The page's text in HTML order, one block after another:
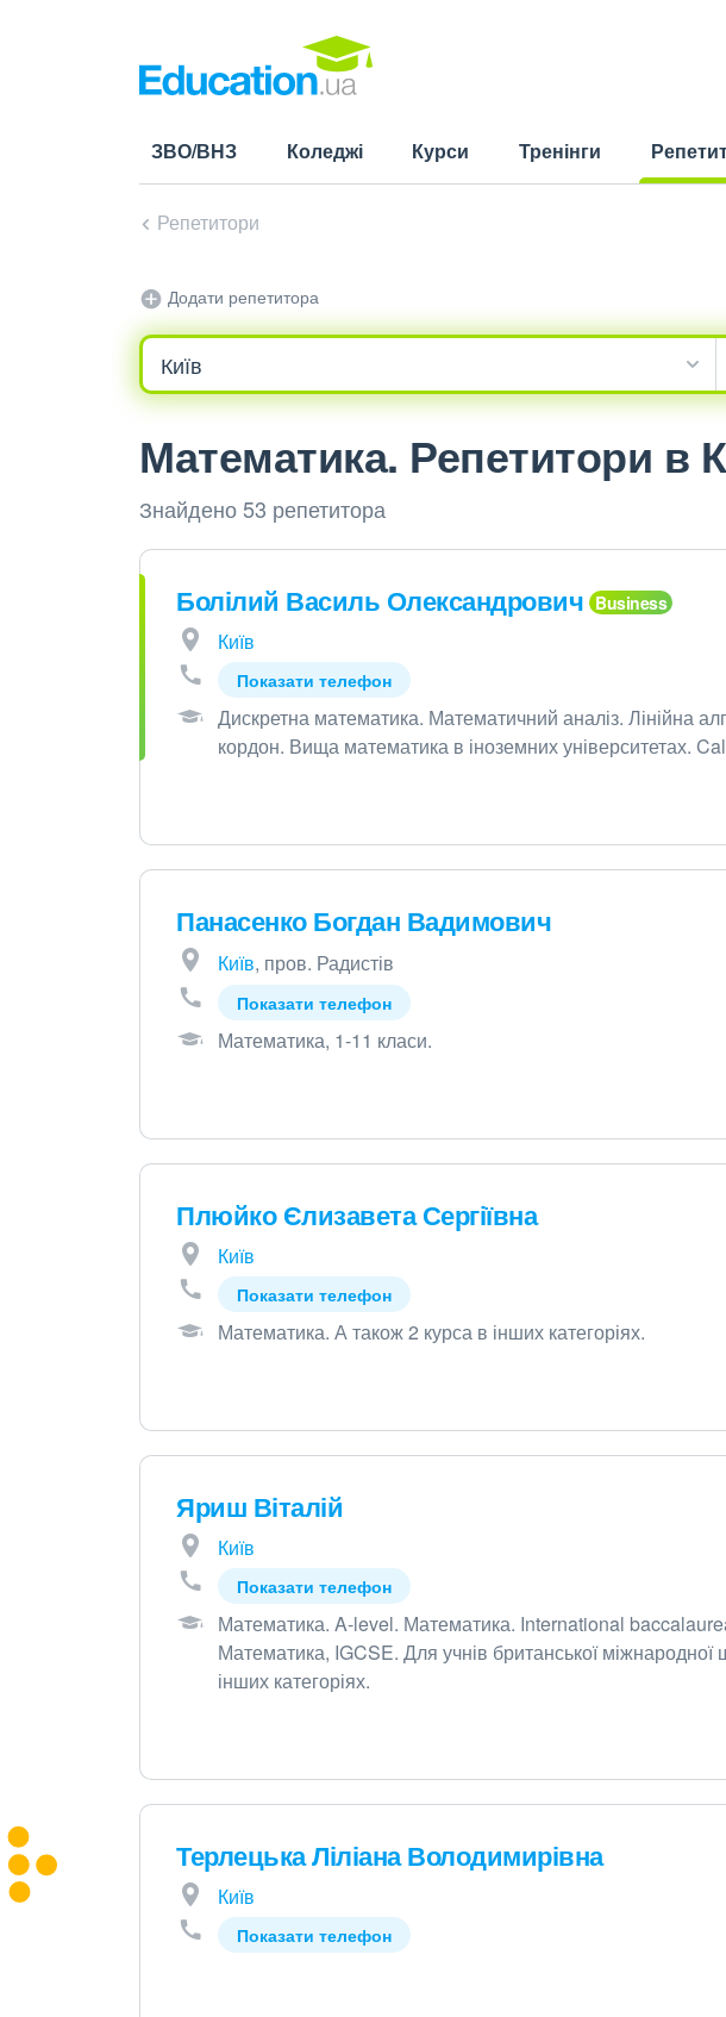
ЗВО/ВНЗ Коледжі Курси Тренінги
Репетитори
Додати репетитора
Математика. Репетитори в
Знайдено 53 репетитора
Болілий Василь Олександрович
Київ
Показати телефон
Дискретна математика. Математичний аналіз. Лінійна
кордон. Вища математика в іноземних університетах.
Панасенко Богдан Вадимович
Київ, пров. Радистів
Показати телефон
Математика, 1-11 класи.
Плюйко Єлизавета Сергіївна
Київ
Показати телефон
Математика. А також 2 курса в інших категоріях.
Яриш Віталій
Київ
Показати телефон
Математика. A-level. Математика. International
Математика, IGCSE. Для учнів британської міжнародної
інших категоріях.
Терлецька Ліліана Володимирівна
Київ
Показати телефон